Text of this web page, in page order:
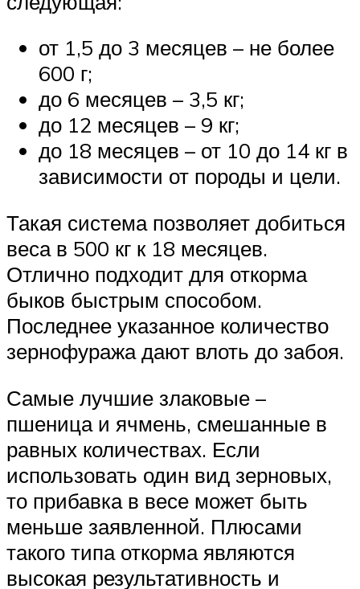
от 1,5 до 3 месяцев – не более
600 г;
до 6 месяцев – 3,5 кг;
до 12 месяцев – 9 кг;
до 18 месяцев – от 10 до 14 кг в
зависимости от породы и цели.
Такая система позволяет добиться
веса в 500 кг к 18 месяцев.
Отлично подходит для откорма
быков быстрым способом.
Последнее указанное количество
зернофуража дают влоть до забоя.
Самые лучшие злаковые –
пшеница и ячмень, смешанные в
равных количествах. Если
использовать один вид зерновых,
то прибавка в весе может быть
меньше заявленной. Плюсами
такого типа откорма являются
высокая результативность и